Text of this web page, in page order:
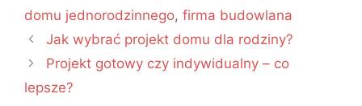
domu jednorodzinnego, firma budowlana
Jak wybrać projekt domu dla rodziny?
Projekt gotowy czy indywidualny – co
lepsze?